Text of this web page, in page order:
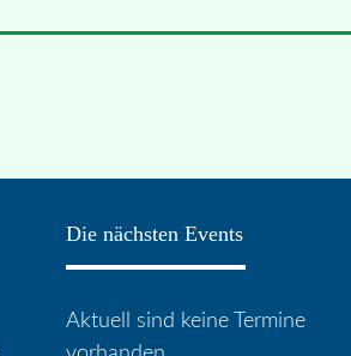
Die nächsten Events
Aktuell sind keine Termine